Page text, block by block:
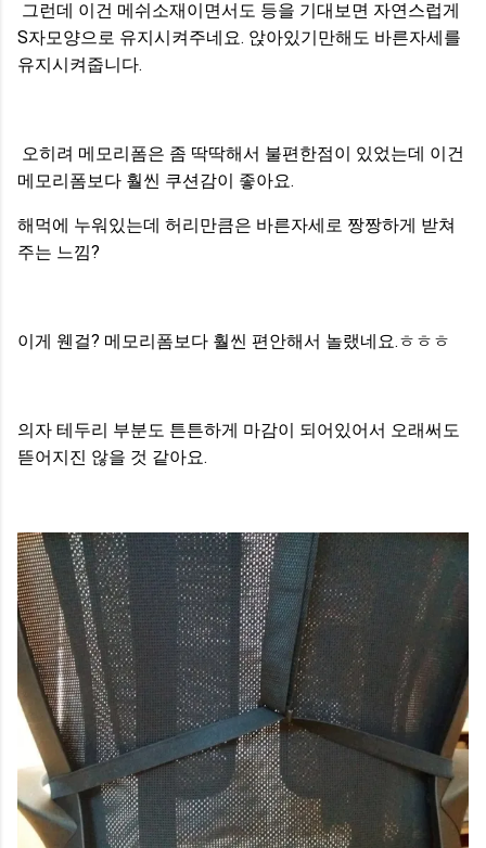
그런데 이건 메쉬소재이면서도 등을 기대보면 자연스럽게
S자모양으로 유지시켜주네요. 앉아있기만해도 바른자세를
유지시켜줍니다.
오히려 메모리폼은 좀 딱딱해서 불편한점이 있었는데 이건
메모리폼보다 훨씬 쿠션감이 좋아요.
해먹에 누워있는데 허리만큼은 바른자세로 짱짱하게 받쳐
주는 느낌?
이게 웬걸? 메모리폼보다 훨씬 편안해서 놀랬네요.ㅎㅎㅎ
의자 테두리 부분도 튼튼하게 마감이 되어있어서 오래써도
뜯어지진 않을 것 같아요.